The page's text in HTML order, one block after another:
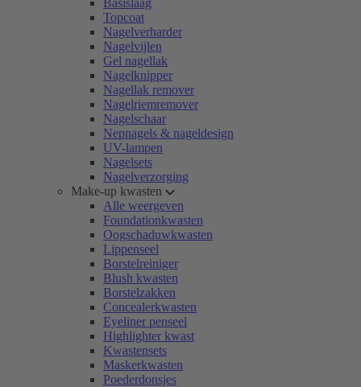
Basislaag
Topcoat
Nagelverharder
Nagelvijlen
Gel nagellak
Nagelknipper
Nagellak remover
Nagelriemremover
Nagelschaar
Nepnagels & nageldesign
UV-lampen
Nagelsets
Nagelverzorging
Make-up kwasten
Alle weergeven
Foundationkwasten
Oogschaduwkwasten
Lippenseel
Borstelreiniger
Blush kwasten
Borstelzakken
Concealerkwasten
Eyeliner penseel
Highlighter kwast
Kwastensets
Maskerkwasten
Poederdonsjes